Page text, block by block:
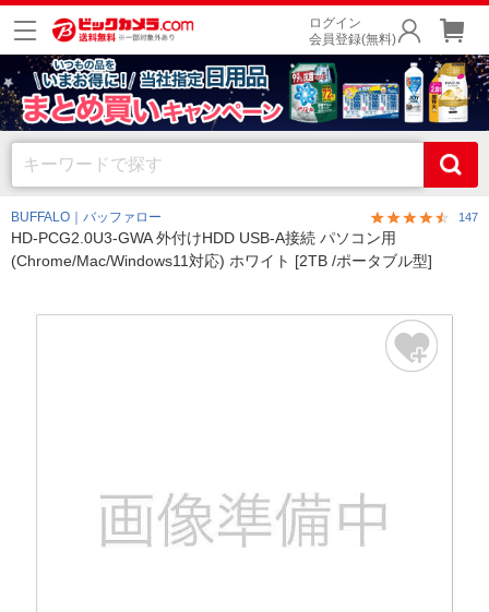
ログイン
会員登録(無料)
BUFFALO｜バッファロー 147
HD-PCG2.0U3-GWA 外付けHDD USB-A接続 パソコン用
(Chrome/Mac/Windows11対応) ホワイト [2TB /ポータブル型]